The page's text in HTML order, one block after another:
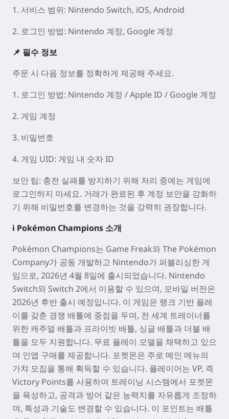
1. 서비스 범위: Nintendo Switch, iOS, Android
2. 로그인 방법: Nintendo 계정, Google 계정
📌 필수 정보
주문 시 다음 정보를 정확하게 제공해 주세요.
1. 로그인 방법: Nintendo 계정 / Apple ID / Google 계정
2. 게임 계정
3. 비밀번호
4. 게임 UID: 게임 내 숫자 ID
보안 팁: 충전 실패를 방지하기 위해 처리 중에는 게임에
로그인하지 마세요. 거래가 완료된 후 계정 보안을 강화하
기 위해 비밀번호를 변경하는 것을 강력히 권장합니다.
ℹ️ Pokémon Champions 소개
Pokémon Champions는 Game Freak와 The Pokémon
Company가 공동 개발하고 Nintendo가 퍼블리싱한 게
임으로, 2026년 4월 8일에 출시되었습니다. Nintendo
Switch와 Switch 2에서 이용할 수 있으며, 모바일 버전은
2026년 후반 출시 예정입니다. 이 게임은 랭크 기반 플레
이를 갖춘 경쟁 배틀에 중점을 두며, 전 세계 트레이너를
위한 캐주얼 배틀과 프라이빗 배틀, 싱글 배틀과 더블 배
틀을 모두 지원합니다. 무료 플레이 모델을 채택하고 있으
며 인앱 구매를 제공합니다. 포켓몬은 주로 메인 메뉴의
가챠 모집을 통해 획득할 수 있습니다. 플레이어는 VP, 즉
Victory Points를 사용하여 트레이닝 시스템에서 포켓몬
을 육성하고, 공격과 방어 같은 능력치를 자유롭게 조정하
며, 특성과 기술도 변경할 수 있습니다. 이 포인트는 배틀